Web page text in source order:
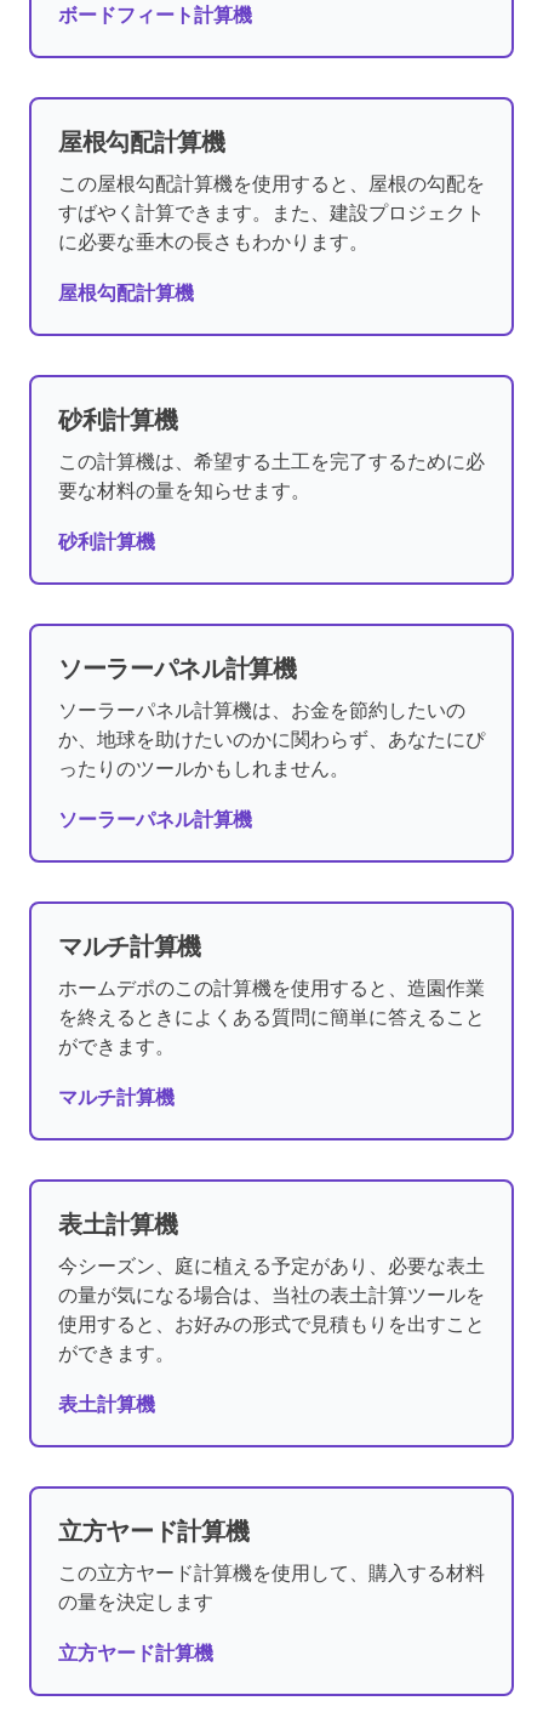
ボードフィート計算機
屋根勾配計算機
この屋根勾配計算機を使用すると、屋根の勾配を
すばやく計算できます。また、建設プロジェクト
に必要な垂木の長さもわかります。
屋根勾配計算機
砂利計算機
この計算機は、希望する土工を完了するために必
要な材料の量を知らせます。
砂利計算機
ソーラーパネル計算機
ソーラーパネル計算機は、お金を節約したいの
か、地球を助けたいのかに関わらず、あなたにぴ
ったりのツールかもしれません。
ソーラーパネル計算機
マルチ計算機
ホームデポのこの計算機を使用すると、造園作業
を終えるときによくある質問に簡単に答えること
ができます。
マルチ計算機
表土計算機
今シーズン、庭に植える予定があり、必要な表土
の量が気になる場合は、当社の表土計算ツールを
使用すると、お好みの形式で見積もりを出すこと
ができます。
表土計算機
立方ヤード計算機
この立方ヤード計算機を使用して、購入する材料
の量を決定します
立方ヤード計算機